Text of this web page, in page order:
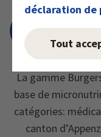
déclaration de
Tout
La gamme
base de
catégories:
canton